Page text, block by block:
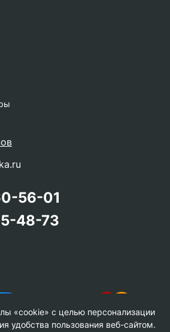
56-01
48-73
«cookie» с целью персонализации
удобства пользования веб-сайтом.